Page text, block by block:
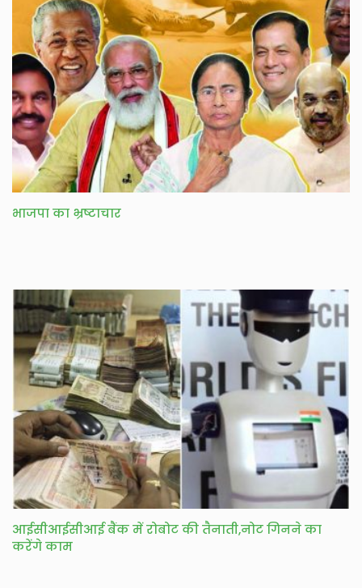
भाजपा का भ्रष्टाचार
आईसीआईसीआई बैंक में रोबोट की तैनाती,नोट गिनने का
करेंगे काम